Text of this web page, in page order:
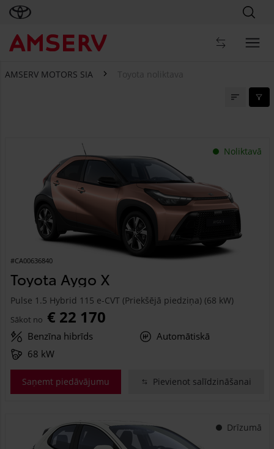
AMSERV MOTORS SIA Toyota noliktava
Noliktavā
#CA00636840
Toyota Aygo X
Pulse 1.5 Hybrid 115 e-CVT (Priekšējā piedziņa) (68 kW)
Sākot no € 22 170
Benzīna hibrīds
Automātiskā
68 kW
Saņemt piedāvājumu Pievienot salīdzināšanai
Drīzumā